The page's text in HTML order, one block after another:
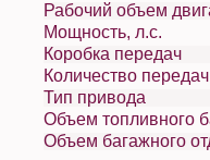
Мощность, л.с.
Коробка передач
Количество передач
Тип привода